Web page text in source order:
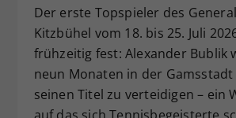
Der erste Topspieler des
Kitzbühel vom 18. bis 25. Juli
frühzeitig fest: Alexander Bublik
neun Monaten in der Gamsstadt
seinen Titel zu verteidigen – ein
hat.